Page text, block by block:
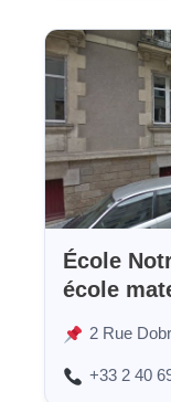
École
école
2 Rue
+33 2 40